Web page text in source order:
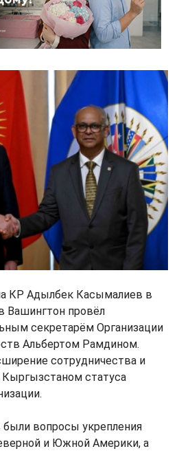
КР Адылбек Касымалиев в
Вашингтон провёл
секретарём Организации
Альбертом Рамдином.
сотрудничества и
статуса
были вопросы укрепления
и Южной Америки, а